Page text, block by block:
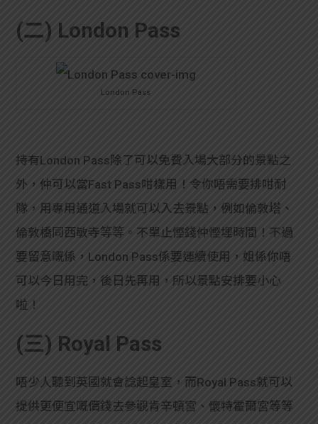
(二) London Pass
London Pass
持有London Pass除了可以免費入場大部分的景點之
外，仲可以當Fast Pass咁樣用！令你唔需要排咁耐
隊，用專用通道入場就可以入去景點，例如倫敦塔、
倫敦橋同西敏寺等等。不單止慳錢仲慳埋時間！不過
要留意嘅係，London Pass係要連續使用，姐係你唔
可以今日用完，後日先再用，所以景點安排要小心
啦！
(三) Royal Pass
唔少人聽到英國就會諗起皇室，而Royal Pass就可以
提供更便宜嘅價錢去參觀肯辛頓宮、懷特霍爾宮等等